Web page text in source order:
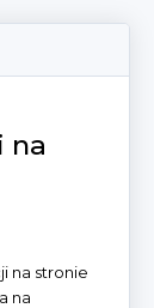
na
na stronie
na